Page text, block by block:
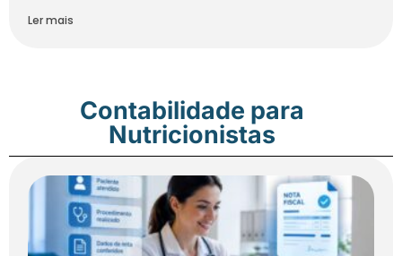
Ler mais
Contabilidade para
Nutricionistas